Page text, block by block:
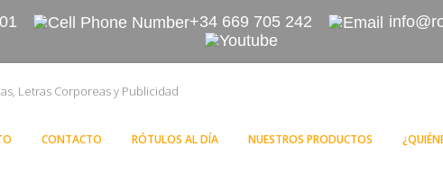
+34 669 705 242
CONTACTO RÓTULOS AL DÍA NUESTROS PRODUCTOS